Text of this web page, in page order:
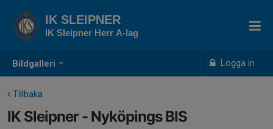
Bildgalleri Logga in
IK SLEIPNER
IK Sleipner Herr A-lag
Tillbaka
IK Sleipner - Nyköpings BIS